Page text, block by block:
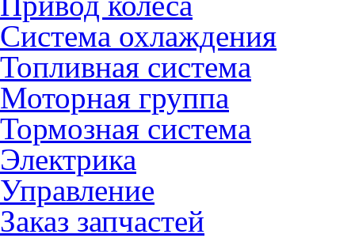
Система охлаждения
Топливная система
Моторная группа
Тормозная система
Электрика
Управление
Заказ запчастей